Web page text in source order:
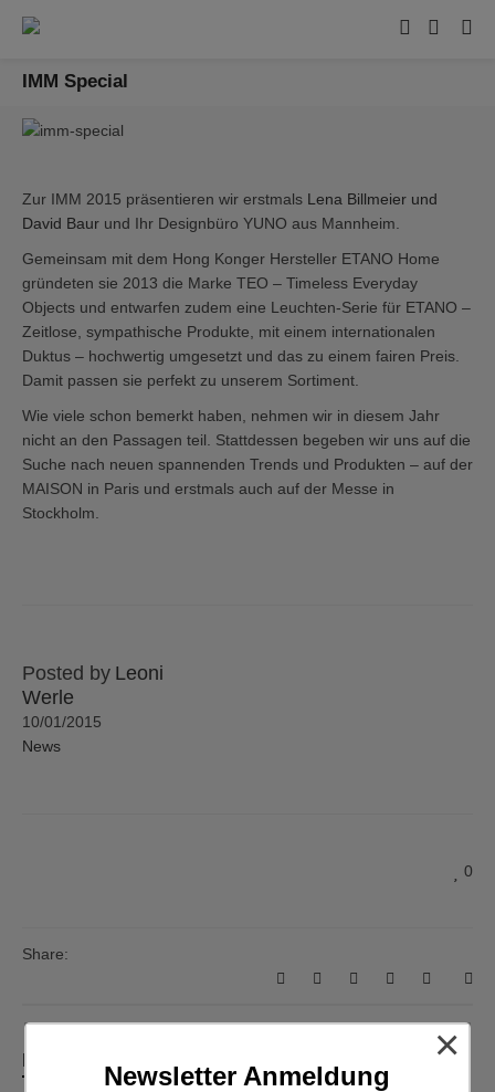
IMM Special
Zur IMM 2015 präsentieren wir erstmals Lena Billmeier und
David Baur und Ihr Designbüro YUNO aus Mannheim.
Gemeinsam mit dem Hong Konger Hersteller ETANO Home
gründeten sie 2013 die Marke TEO – Timeless Everyday
Objects und entwarfen zudem eine Leuchten-Serie für ETANO –
Zeitlose, sympathische Produkte, mit einem internationalen
Duktus – hochwertig umgesetzt und das zu einem fairen Preis.
Damit passen sie perfekt zu unserem Sortiment.
Wie viele schon bemerkt haben, nehmen wir in diesem Jahr
nicht an den Passagen teil. Stattdessen begeben wir uns auf die
Suche nach neuen spannenden Trends und Produkten – auf der
MAISON in Paris und erstmals auch auf der Messe in
Stockholm.
Posted by Leoni
Werle
10/01/2015
News
0
Share:
Newsletter Anmeldung
×